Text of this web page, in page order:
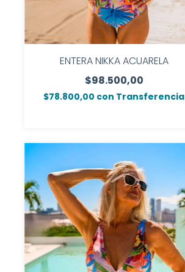
ENTERA NIKKA ACUARELA
$98.500,00
$78.800,00 con Transferencia